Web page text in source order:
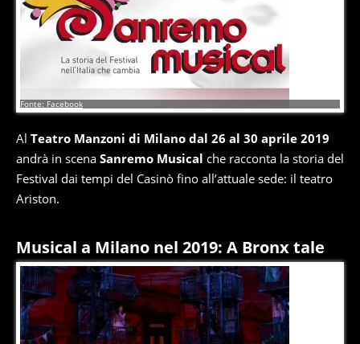
Fonte: Facebook
Al Teatro Manzoni di Milano dal 26 al 30 aprile 2019
andrà in scena Sanremo Musical che racconta la storia del
Festival dai tempi del Casinò fino all’attuale sede: il teatro
Ariston.
Musical a Milano nel 2019: A Bronx tale